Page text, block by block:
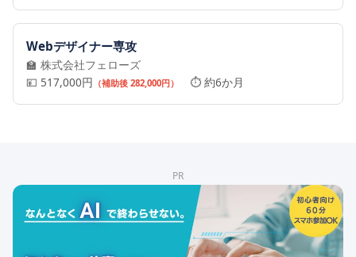
Webデザイナー専攻
🏫 株式会社フェローズ
💴 517,000円 （補助後 282,000円） ⏱️ 約6か月
PR